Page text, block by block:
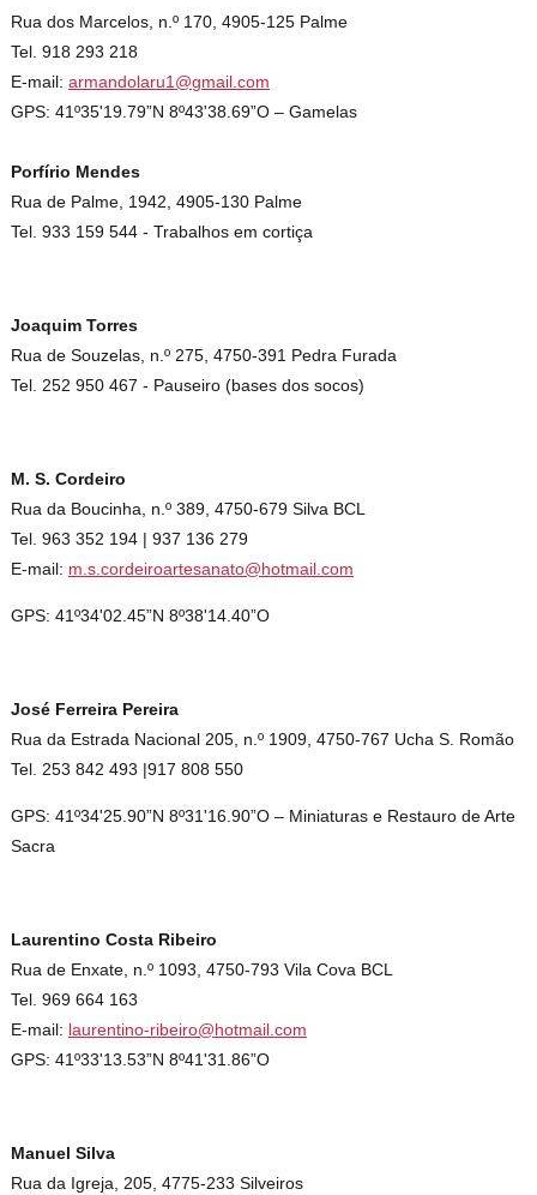
Rua dos Marcelos, n.º 170, 4905-125 Palme
Tel. 918 293 218
E-mail:armandolaru1@gmail.com
GPS: 41º35'19.79”N 8º43'38.69”O – Gamelas
Porfírio Mendes
Rua de Palme, 1942, 4905-130 Palme
Tel. 933 159 544 - Trabalhos em cortiça
Joaquim Torres
Rua de Souzelas, n.º 275, 4750-391 Pedra Furada
Tel. 252 950 467 - Pauseiro (bases dos socos)
M. S. Cordeiro
Rua da Boucinha, n.º 389, 4750-679 Silva BCL
Tel. 963 352 194 | 937 136 279
E-mail: m.s.cordeiroartesanato@hotmail.com
GPS: 41º34'02.45”N 8º38'14.40”O
José Ferreira Pereira
Rua da Estrada Nacional 205, n.º 1909, 4750-767 Ucha S. Romão
Tel. 253 842 493 |917 808 550
GPS: 41º34'25.90”N 8º31'16.90”O – Miniaturas e Restauro de Arte
Sacra
Laurentino Costa Ribeiro
Rua de Enxate, n.º 1093, 4750-793 Vila Cova BCL
Tel. 969 664 163
E-mail: laurentino-ribeiro@hotmail.com
GPS: 41º33'13.53”N 8º41'31.86”O
Manuel Silva
Rua da Igreja, 205, 4775-233 Silveiros